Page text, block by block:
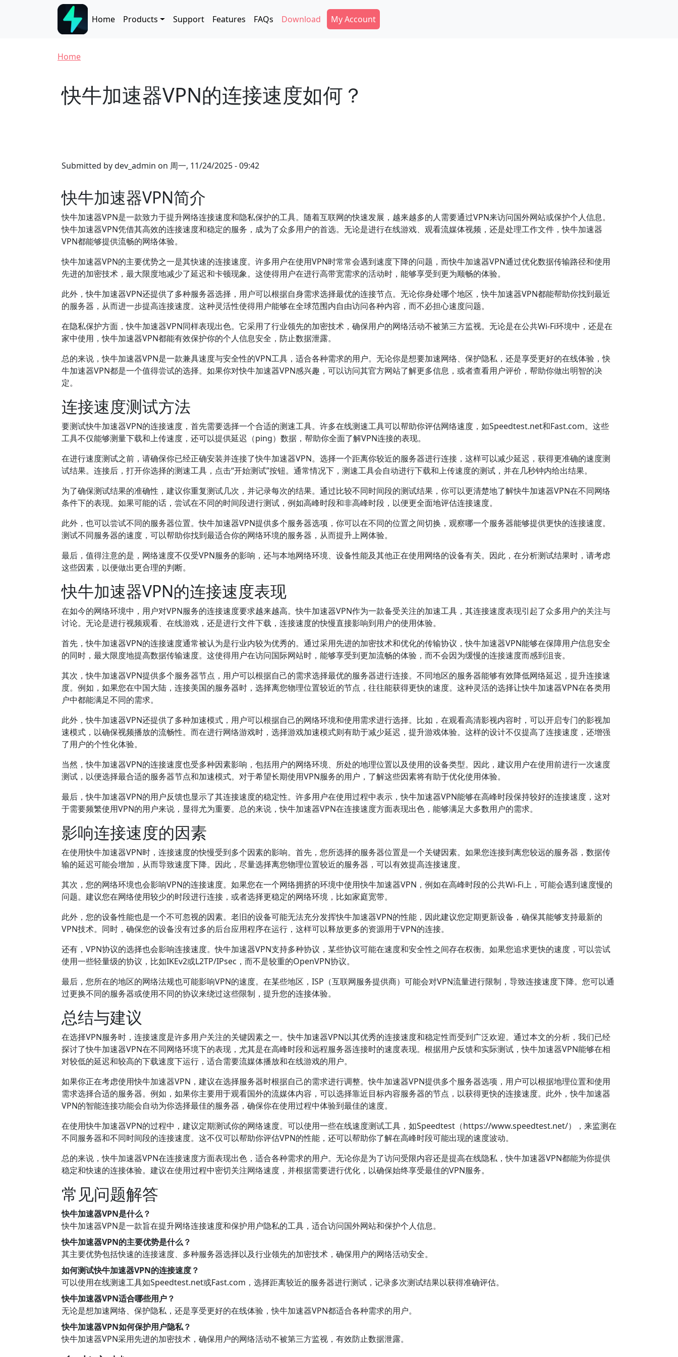
Skip to main content
Main navigation
Home Products Support Features FAQs Download Secondary Menu
My Account
Breadcrumb
Home
快牛加速器VPN的连接速度如何？
Submitted bydev_admin on 周一, 11/24/2025 - 09:42
快牛加速器VPN简介
快牛加速器VPN是一款致力于提升网络连接速度和隐私保护的工具。随着互联网的快速发展，越来越多的人需要通过VPN来访问国外网站或保护个人信息。
快牛加速器VPN凭借其高效的连接速度和稳定的服务，成为了众多用户的首选。无论是进行在线游戏、观看流媒体视频，还是处理工作文件，快牛加速器
VPN都能够提供流畅的网络体验。
快牛加速器VPN的主要优势之一是其快速的连接速度。许多用户在使用VPN时常常会遇到速度下降的问题，而快牛加速器VPN通过优化数据传输路径和使用
先进的加密技术，最大限度地减少了延迟和卡顿现象。这使得用户在进行高带宽需求的活动时，能够享受到更为顺畅的体验。
此外，快牛加速器VPN还提供了多种服务器选择，用户可以根据自身需求选择最优的连接节点。无论你身处哪个地区，快牛加速器VPN都能帮助你找到最近
的服务器，从而进一步提高连接速度。这种灵活性使得用户能够在全球范围内自由访问各种内容，而不必担心速度问题。
在隐私保护方面，快牛加速器VPN同样表现出色。它采用了行业领先的加密技术，确保用户的网络活动不被第三方监视。无论是在公共Wi-Fi环境中，还是在
家中使用，快牛加速器VPN都能有效保护你的个人信息安全，防止数据泄露。
总的来说，快牛加速器VPN是一款兼具速度与安全性的VPN工具，适合各种需求的用户。无论你是想要加速网络、保护隐私，还是享受更好的在线体验，快
牛加速器VPN都是一个值得尝试的选择。如果你对快牛加速器VPN感兴趣，可以访问其官方网站了解更多信息，或者查看用户评价，帮助你做出明智的决
定。
连接速度测试方法
要测试快牛加速器VPN的连接速度，首先需要选择一个合适的测速工具。许多在线测速工具可以帮助你评估网络速度，如Speedtest.net和Fast.com。这些
工具不仅能够测量下载和上传速度，还可以提供延迟（ping）数据，帮助你全面了解VPN连接的表现。
在进行速度测试之前，请确保你已经正确安装并连接了快牛加速器VPN。选择一个距离你较近的服务器进行连接，这样可以减少延迟，获得更准确的速度测
试结果。连接后，打开你选择的测速工具，点击“开始测试”按钮。通常情况下，测速工具会自动进行下载和上传速度的测试，并在几秒钟内给出结果。
为了确保测试结果的准确性，建议你重复测试几次，并记录每次的结果。通过比较不同时间段的测试结果，你可以更清楚地了解快牛加速器VPN在不同网络
条件下的表现。如果可能的话，尝试在不同的时间段进行测试，例如高峰时段和非高峰时段，以便更全面地评估连接速度。
此外，也可以尝试不同的服务器位置。快牛加速器VPN提供多个服务器选项，你可以在不同的位置之间切换，观察哪一个服务器能够提供更快的连接速度。
测试不同服务器的速度，可以帮助你找到最适合你的网络环境的服务器，从而提升上网体验。
最后，值得注意的是，网络速度不仅受VPN服务的影响，还与本地网络环境、设备性能及其他正在使用网络的设备有关。因此，在分析测试结果时，请考虑
这些因素，以便做出更合理的判断。
快牛加速器VPN的连接速度表现
在如今的网络环境中，用户对VPN服务的连接速度要求越来越高。快牛加速器VPN作为一款备受关注的加速工具，其连接速度表现引起了众多用户的关注与
讨论。无论是进行视频观看、在线游戏，还是进行文件下载，连接速度的快慢直接影响到用户的使用体验。
首先，快牛加速器VPN的连接速度通常被认为是行业内较为优秀的。通过采用先进的加密技术和优化的传输协议，快牛加速器VPN能够在保障用户信息安全
的同时，最大限度地提高数据传输速度。这使得用户在访问国际网站时，能够享受到更加流畅的体验，而不会因为缓慢的连接速度而感到沮丧。
其次，快牛加速器VPN提供多个服务器节点，用户可以根据自己的需求选择最优的服务器进行连接。不同地区的服务器能够有效降低网络延迟，提升连接速
度。例如，如果您在中国大陆，连接美国的服务器时，选择离您物理位置较近的节点，往往能获得更快的速度。这种灵活的选择让快牛加速器VPN在各类用
户中都能满足不同的需求。
此外，快牛加速器VPN还提供了多种加速模式，用户可以根据自己的网络环境和使用需求进行选择。比如，在观看高清影视内容时，可以开启专门的影视加
速模式，以确保视频播放的流畅性。而在进行网络游戏时，选择游戏加速模式则有助于减少延迟，提升游戏体验。这样的设计不仅提高了连接速度，还增强
了用户的个性化体验。
当然，快牛加速器VPN的连接速度也受多种因素影响，包括用户的网络环境、所处的地理位置以及使用的设备类型。因此，建议用户在使用前进行一次速度
测试，以便选择最合适的服务器节点和加速模式。对于希望长期使用VPN服务的用户，了解这些因素将有助于优化使用体验。
最后，快牛加速器VPN的用户反馈也显示了其连接速度的稳定性。许多用户在使用过程中表示，快牛加速器VPN能够在高峰时段保持较好的连接速度，这对
于需要频繁使用VPN的用户来说，显得尤为重要。总的来说，快牛加速器VPN在连接速度方面表现出色，能够满足大多数用户的需求。
影响连接速度的因素
在使用快牛加速器VPN时，连接速度的快慢受到多个因素的影响。首先，您所选择的服务器位置是一个关键因素。如果您连接到离您较远的服务器，数据传
输的延迟可能会增加，从而导致速度下降。因此，尽量选择离您物理位置较近的服务器，可以有效提高连接速度。
其次，您的网络环境也会影响VPN的连接速度。如果您在一个网络拥挤的环境中使用快牛加速器VPN，例如在高峰时段的公共Wi-Fi上，可能会遇到速度慢的
问题。建议您在网络使用较少的时段进行连接，或者选择更稳定的网络环境，比如家庭宽带。
此外，您的设备性能也是一个不可忽视的因素。老旧的设备可能无法充分发挥快牛加速器VPN的性能，因此建议您定期更新设备，确保其能够支持最新的
VPN技术。同时，确保您的设备没有过多的后台应用程序在运行，这样可以释放更多的资源用于VPN的连接。
还有，VPN协议的选择也会影响连接速度。快牛加速器VPN支持多种协议，某些协议可能在速度和安全性之间存在权衡。如果您追求更快的速度，可以尝试
使用一些轻量级的协议，比如IKEv2或L2TP/IPsec，而不是较重的OpenVPN协议。
最后，您所在的地区的网络法规也可能影响VPN的速度。在某些地区，ISP（互联网服务提供商）可能会对VPN流量进行限制，导致连接速度下降。您可以通
过更换不同的服务器或使用不同的协议来绕过这些限制，提升您的连接体验。
总结与建议
在选择VPN服务时，连接速度是许多用户关注的关键因素之一。快牛加速器VPN以其优秀的连接速度和稳定性而受到广泛欢迎。通过本文的分析，我们已经
探讨了快牛加速器VPN在不同网络环境下的表现，尤其是在高峰时段和远程服务器连接时的速度表现。根据用户反馈和实际测试，快牛加速器VPN能够在相
对较低的延迟和较高的下载速度下运行，适合需要流媒体播放和在线游戏的用户。
如果你正在考虑使用快牛加速器VPN，建议在选择服务器时根据自己的需求进行调整。快牛加速器VPN提供多个服务器选项，用户可以根据地理位置和使用
需求选择合适的服务器。例如，如果你主要用于观看国外的流媒体内容，可以选择靠近目标内容服务器的节点，以获得更快的连接速度。此外，快牛加速器
VPN的智能连接功能会自动为你选择最佳的服务器，确保你在使用过程中体验到最佳的速度。
在使用快牛加速器VPN的过程中，建议定期测试你的网络速度。可以使用一些在线速度测试工具，如Speedtest（https://www.speedtest.net/），来监测在
不同服务器和不同时间段的连接速度。这不仅可以帮助你评估VPN的性能，还可以帮助你了解在高峰时段可能出现的速度波动。
总的来说，快牛加速器VPN在连接速度方面表现出色，适合各种需求的用户。无论你是为了访问受限内容还是提高在线隐私，快牛加速器VPN都能为你提供
稳定和快速的连接体验。建议在使用过程中密切关注网络速度，并根据需要进行优化，以确保始终享受最佳的VPN服务。
常见问题解答
快牛加速器VPN是什么？
快牛加速器VPN是一款旨在提升网络连接速度和保护用户隐私的工具，适合访问国外网站和保护个人信息。
快牛加速器VPN的主要优势是什么？
其主要优势包括快速的连接速度、多种服务器选择以及行业领先的加密技术，确保用户的网络活动安全。
如何测试快牛加速器VPN的连接速度？
可以使用在线测速工具如Speedtest.net或Fast.com，选择距离较近的服务器进行测试，记录多次测试结果以获得准确评估。
快牛加速器VPN适合哪些用户？
无论是想加速网络、保护隐私，还是享受更好的在线体验，快牛加速器VPN都适合各种需求的用户。
快牛加速器VPN如何保护用户隐私？
快牛加速器VPN采用先进的加密技术，确保用户的网络活动不被第三方监视，有效防止数据泄露。